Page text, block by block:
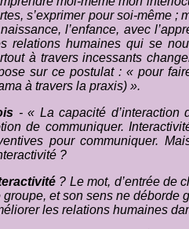
s’exprimer pour soi-même ;
l’enfance, avec
relations humaines qui se
à travers incessants
sur ce postulat : « pour
à travers la praxis) ».
- « La capacité
de communiquer.
pour communiquer.
?
? Le mot, d’entrée de
groupe, et son sens ne déborde
les relations humaines